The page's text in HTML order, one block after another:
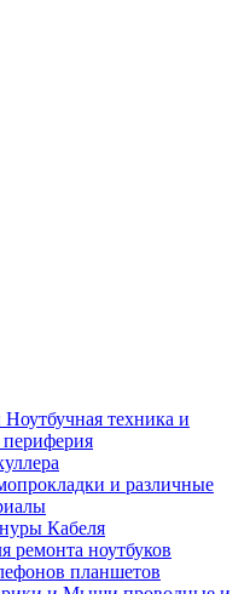
техника и
и различные
Кабеля
ремонта ноутбуков
планшетов